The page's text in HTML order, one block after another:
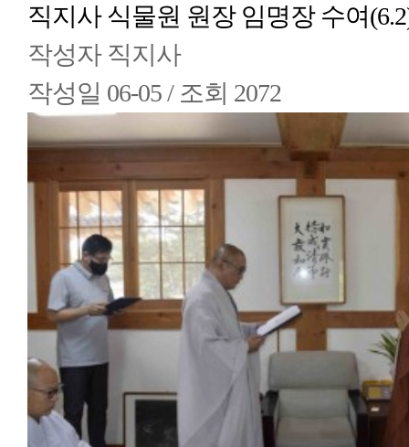
직지사 식물원 원장 임명장 수여
작성자 직지사
작성일 06-05 / 조회 2072